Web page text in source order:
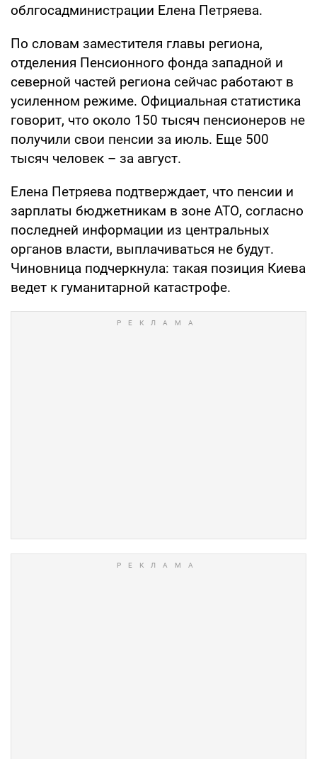
облгосадминистрации Елена Петряева.
По словам заместителя главы региона,
отделения Пенсионного фонда западной и
северной частей региона сейчас работают в
усиленном режиме. Официальная статистика
говорит, что около 150 тысяч пенсионеров не
получили свои пенсии за июль. Еще 500
тысяч человек – за август.
Елена Петряева подтверждает, что пенсии и
зарплаты бюджетникам в зоне АТО, согласно
последней информации из центральных
органов власти, выплачиваться не будут.
Чиновница подчеркнула: такая позиция Киева
ведет к гуманитарной катастрофе.